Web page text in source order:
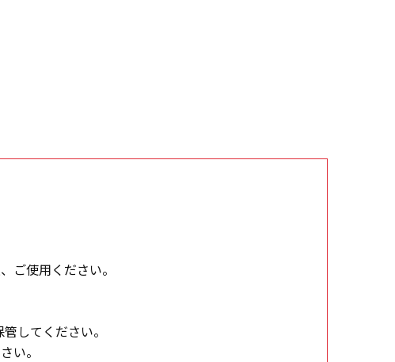
ご使用ください。
してください。
い。